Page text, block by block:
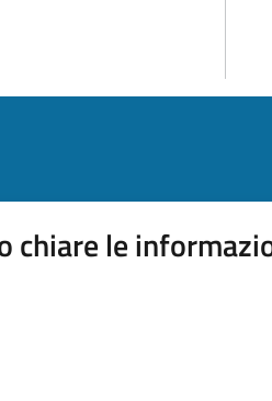
chiare le